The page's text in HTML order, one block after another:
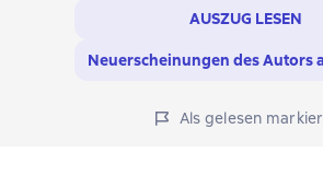
AUSZUG LESEN
Neuerscheinungen des Autors
Als gelesen